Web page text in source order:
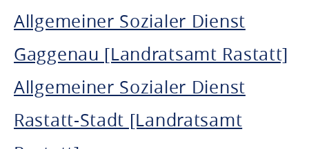
Allgemeiner Sozialer Dienst
Gaggenau [Landratsamt Rastatt]
Allgemeiner Sozialer Dienst
Rastatt-Stadt [Landratsamt